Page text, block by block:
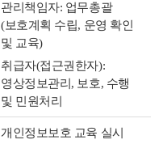
관리책임자: 업무총괄
(보호계획 수립, 운영 확인
및 교육)
취급자(접근권한자):
영상정보관리, 보호, 수행
및 민원처리
개인정보보호 교육 실시